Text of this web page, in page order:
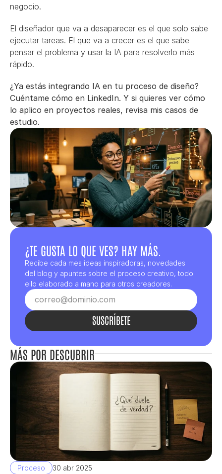
negocio.
El diseñador que va a desaparecer es el que solo sabe
ejecutar tareas. El que va a crecer es el que sabe
pensar el problema y usar la IA para resolverlo más
rápido.
¿Ya estás integrando IA en tu proceso de diseño?
Cuéntame cómo en LinkedIn. Y si quieres ver cómo
lo aplico en proyectos reales, revisa mis casos de
estudio.
¿TE GUSTA LO QUE VES? HAY MÁS.
Recibe cada mes ideas inspiradoras, novedades
del blog y apuntes sobre el proceso creativo, todo
ello elaborado a mano para otros creadores.
SUSCRÍBETE
MÁS POR DESCUBRIR
Proceso 30 abr 2025